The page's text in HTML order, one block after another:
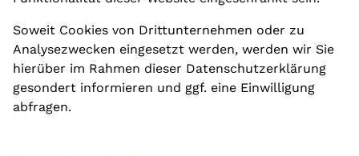
Soweit Cookies von Drittunternehmen oder zu
Analysezwecken eingesetzt werden, werden wir Sie
hierüber im Rahmen dieser Datenschutzerklärung
gesondert informieren und ggf. eine Einwilligung
abfragen.